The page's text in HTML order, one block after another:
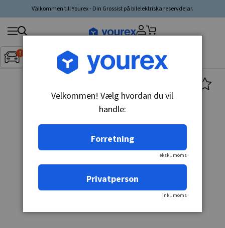
Välkommen till Yourex - Din Grossist på bilelektriska reservdelar.
Inget fordon valt▼
Søg
produkt,
producent,
Velkommen! Vælg hvordan du vil
handle:
Forretning
ekskl. moms
Privatperson
inkl. moms